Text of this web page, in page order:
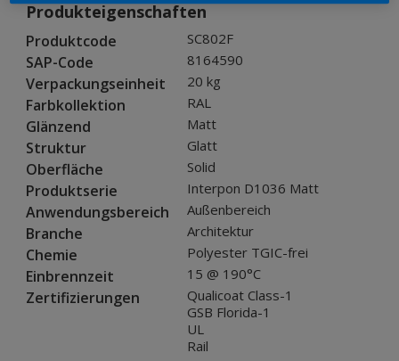
Produkteigenschaften
Produktcode SC802F
SAP-Code 8164590
Verpackungseinheit 20 kg
Farbkollektion RAL
Glänzend Matt
Struktur Glatt
Oberfläche Solid
Produktserie Interpon D1036 Matt
Anwendungsbereich Außenbereich
Branche Architektur
Chemie Polyester TGIC-frei
Einbrennzeit 15 @ 190°C
Zertifizierungen
Qualicoat Class-1
GSB Florida-1
UL
Rail